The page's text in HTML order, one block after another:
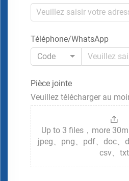
Téléphone/WhatsApp
Code
Pièce jointe
Veuillez télécharger au
Up to 3 files，more
jpeg、png、pdf、doc、
csv、txt